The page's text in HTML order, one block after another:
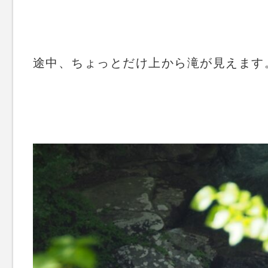
途中、ちょっとだけ上から滝が見えます